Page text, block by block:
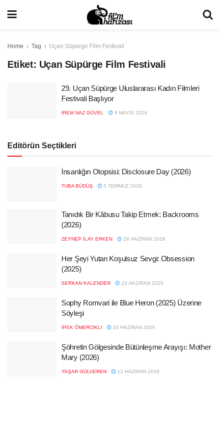
Home Tag Uçan Süpürge Film Festivali
Etiket: Uçan Süpürge Film Festivali
29. Uçan Süpürge Uluslararası Kadın Filmleri
Festivali Başlıyor
İREM NAZ GÜVEL 8 MAYIS 2026
Editörün Seçtikleri
İnsanlığın Otopsisi: Disclosure Day (2026)
TUBA BÜDÜŞ 5 TEMMUZ 2026
Tanıdık Bir Kâbusu Takip Etmek: Backrooms
(2026)
ZEYNEP İLAY ERKEN 29 HAZIRAN 2026
Her Şeyi Yutan Koşulsuz Sevgi: Obsession
(2025)
SERKAN KALENDER 23 HAZIRAN 2026
Sophy Romvari ile Blue Heron (2025) Üzerine
Söyleşi
İPEK ÖMERCIKLI 20 HAZIRAN 2026
Şöhretin Gölgesinde Bütünleşme Arayışı: Mother
Mary (2026)
YAŞAR GÜLVEREN 12 HAZIRAN 2026